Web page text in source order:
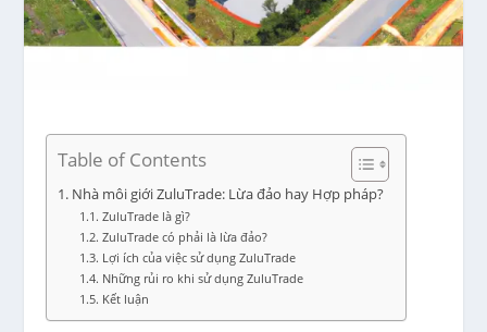
Table of Contents
Nhà môi giới ZuluTrade: Lừa đảo hay Hợp pháp?
ZuluTrade là gì?
ZuluTrade có phải là lừa đảo?
Lợi ích của việc sử dụng ZuluTrade
Những rủi ro khi sử dụng ZuluTrade
Kết luận